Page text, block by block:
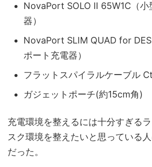
NovaPort SOLO Ⅱ 65W1C（小
器）
NovaPort SLIM QUAD for
ポート充電器）
フラットスパイラルケーブル
ガジェットポーチ(約15cm角)
充電環境を整えるには十分すぎる
スク環境を整えたいと思っている
だった。